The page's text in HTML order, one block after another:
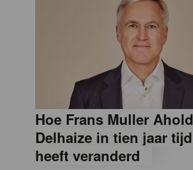
Hoe Frans Muller Ahold
Delhaize in tien jaar tijd
heeft veranderd